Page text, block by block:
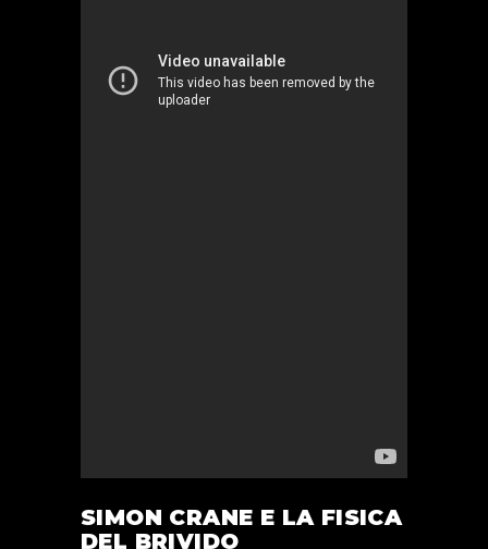
SIMON CRANE E LA FISICA
DEL BRIVIDO